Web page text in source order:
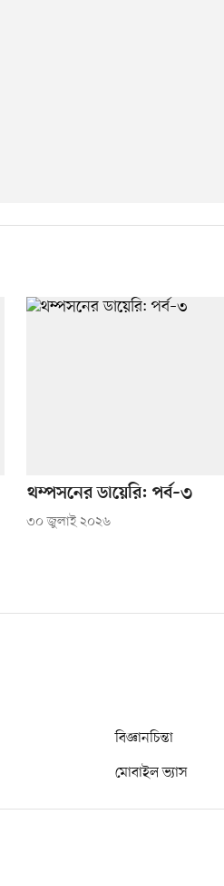
থম্পসনের ডায়েরি: পর্ব–৩
৩০ জুলাই ২০২৬
বিজ্ঞানচিন্তা
মোবাইল ভ্যাস